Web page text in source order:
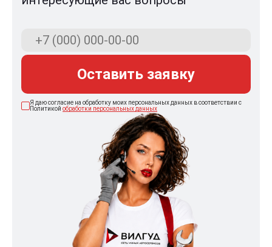
Оставить заявку
Я даю согласие на обработку моих персональных данных в соответствии с
Политикой обработки персональных данных